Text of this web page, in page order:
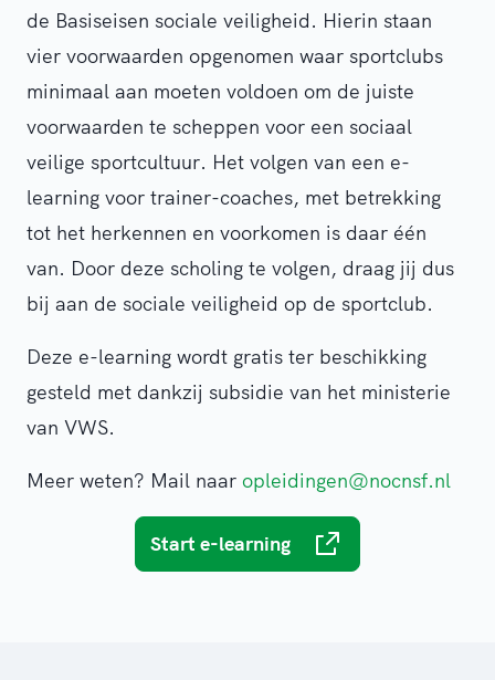
de Basiseisen sociale veiligheid. Hierin staan
vier voorwaarden opgenomen waar sportclubs
minimaal aan moeten voldoen om de juiste
voorwaarden te scheppen voor een sociaal
veilige sportcultuur. Het volgen van een e-
learning voor trainer-coaches, met betrekking
tot het herkennen en voorkomen is daar één
van. Door deze scholing te volgen, draag jij dus
bij aan de sociale veiligheid op de sportclub.
Deze e-learning wordt gratis ter beschikking
gesteld met dankzij subsidie van het ministerie
van VWS.
Meer weten? Mail naar opleidingen@nocnsf.nl
Start e-learning